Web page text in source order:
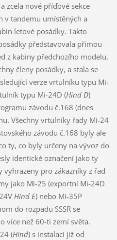
a zcela nové příďové sekce
v tandemu umístěných a
letové posádky. Takto
představovala přímou
z kabiny předchozího modelu,
členy posádky, a stala se
verze vrtulníku typu Mi-
typu Mi-24D (Hind D)
závodu č.168 (dnes
Všechny vrtulníky řady Mi-24
závodu č.168 byly ale
ty, co byly určeny na vývoz do
identické označení jako ty
vyhrazeny pro zákazníky z řad
jako Mi-25 (exportní Mi-24D
Hind E) nebo Mi-35P
do rozpadu SSSR se
více než 60-ti zemí světa.
(Hind) s instalací již od